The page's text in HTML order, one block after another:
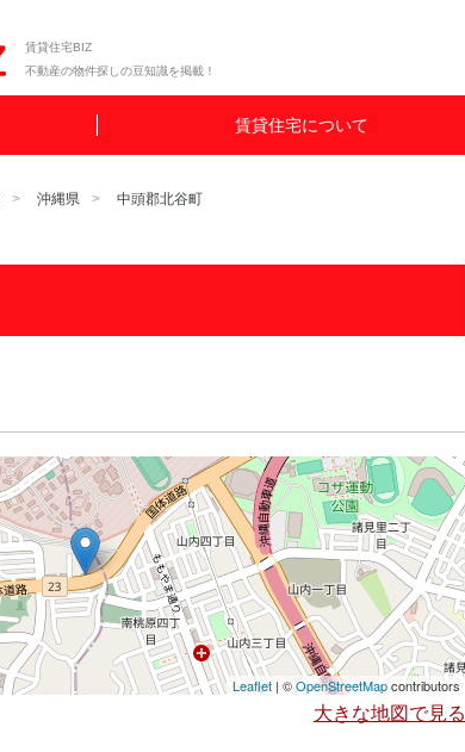
賃貸住宅BIZ
不動産の物件探しの豆知識を掲載！
賃貸住宅について
沖縄県 中頭郡北谷町
Leaflet | ©OpenStreetMapcontributors
大きな地図で見る